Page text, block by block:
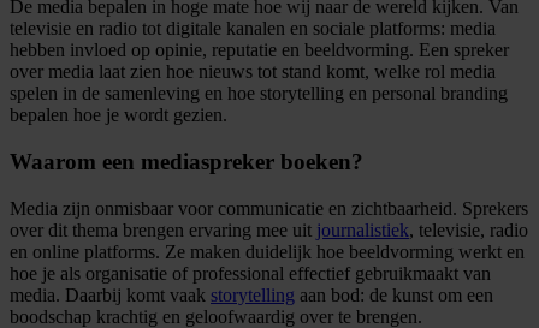
De media bepalen in hoge mate hoe wij naar de wereld kijken. Van
televisie en radio tot digitale kanalen en sociale platforms: media
hebben invloed op opinie, reputatie en beeldvorming. Een spreker
over media laat zien hoe nieuws tot stand komt, welke rol media
spelen in de samenleving en hoe storytelling en personal branding
bepalen hoe je wordt gezien.
Waarom een mediaspreker boeken?
Media zijn onmisbaar voor communicatie en zichtbaarheid. Sprekers
over dit thema brengen ervaring mee uit journalistiek, televisie, radio
en online platforms. Ze maken duidelijk hoe beeldvorming werkt en
hoe je als organisatie of professional effectief gebruikmaakt van
media. Daarbij komt vaak storytelling aan bod: de kunst om een
boodschap krachtig en geloofwaardig over te brengen.